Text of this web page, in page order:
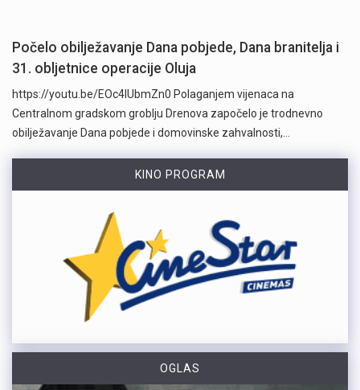
Počelo obilježavanje Dana pobjede, Dana branitelja i
31. obljetnice operacije Oluja
https://youtu.be/EOc4IUbmZn0 Polaganjem vijenaca na
Centralnom gradskom groblju Drenova započelo je trodnevno
obilježavanje Dana pobjede i domovinske zahvalnosti,…
KINO PROGRAM
OGLAS